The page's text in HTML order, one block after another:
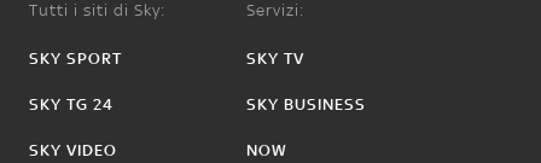
Tutti i siti di Sky:
SKY SPORT
SKY TG 24
SKY VIDEO
Servizi:
SKY TV
SKY BUSINESS
NOW